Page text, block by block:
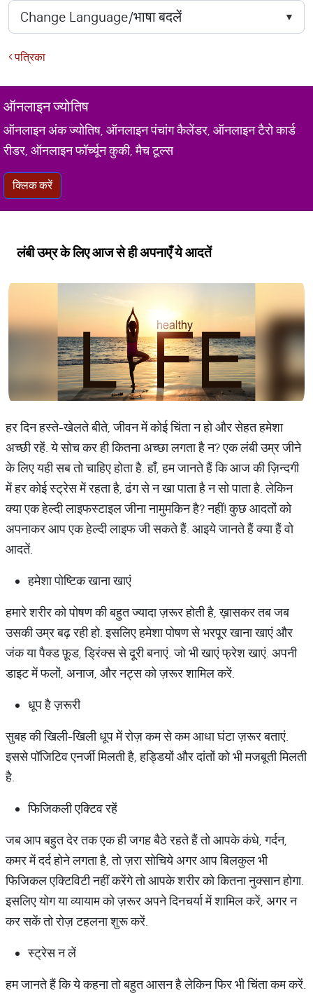
पत्रिका
ऑनलाइन ज्योतिष
ऑनलाइन अंक ज्योतिष, ऑनलाइन पंचांग कैलेंडर, ऑनलाइन टैरो कार्ड
रीडर, ऑनलाइन फॉर्च्यून कुकी, मैच टूल्स
क्लिक करें
लंबी उम्र के लिए आज से ही अपनाएँ ये आदतें
हर दिन हस्ते-खेलते बीते, जीवन में कोई चिंता न हो और सेहत हमेशा
अच्छी रहें. ये सोच कर ही कितना अच्छा लगता है न? एक लंबी उम्र जीने
के लिए यही सब तो चाहिए होता है. हाँ, हम जानते हैं कि आज की ज़िन्दगी
में हर कोई स्ट्रेस में रहता है, ढंग से न खा पाता है न सो पाता है. लेकिन
क्या एक हेल्दी लाइफस्टाइल जीना नामुमकिन है? नहीं! कुछ आदतों को
अपनाकर आप एक हेल्दी लाइफ जी सकते हैं. आइये जानते हैं क्या हैं वो
आदतें.
हमेशा पोष्टिक खाना खाएं
हमारे शरीर को पोषण की बहुत ज्यादा ज़रूर होती है, ख़ासकर तब जब
उसकी उम्र बढ़ रही हो. इसलिए हमेशा पोषण से भरपूर खाना खाएं और
जंक या पैक्ड फ़ूड, ड्रिंक्स से दूरी बनाएं. जो भी खाएं फ्रेश खाएं. अपनी
डाइट में फलों, अनाज, और नट्स को ज़रूर शामिल करें.
धूप है ज़रूरी
सुबह की खिली-खिली धूप में रोज़ कम से कम आधा घंटा ज़रूर बताएं.
इससे पॉजिटिव एनर्जी मिलती है, हड्डियों और दांतों को भी मजबूती मिलती
है.
फिजिकली एक्टिव रहें
जब आप बहुत देर तक एक ही जगह बैठे रहते हैं तो आपके कंधे, गर्दन,
कमर में दर्द होने लगता है, तो ज़रा सोचिये अगर आप बिलकुल भी
फिजिकल एक्टिविटी नहीं करेंगे तो आपके शरीर को कितना नुक्सान होगा.
इसलिए योग या व्यायाम को ज़रूर अपने दिनचर्या में शामिल करें, अगर न
कर सकें तो रोज़ टहलना शुरू करें.
स्ट्रेस न लें
हम जानते हैं कि ये कहना तो बहुत आसन है लेकिन फिर भी चिंता कम करें.